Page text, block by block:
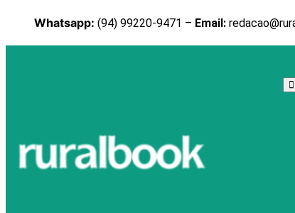
Whatsapp: (94) 99220-9471 – Email: